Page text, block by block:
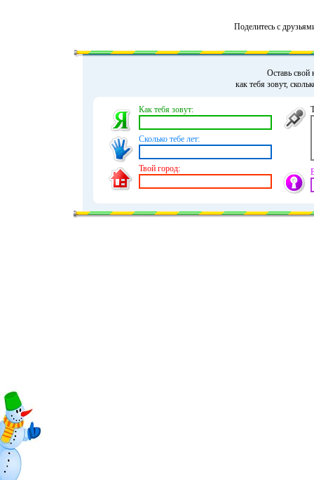
Поделитесь с
Оставь свой
как тебя зовут,
Как тебя зовут:
Сколько тебе лет:
Твой город: